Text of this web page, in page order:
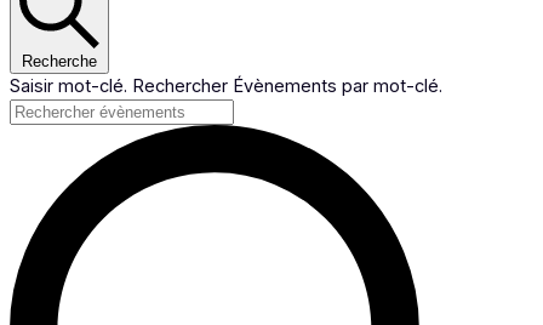
Recherche
Saisir mot-clé. Rechercher Évènements par mot-clé.